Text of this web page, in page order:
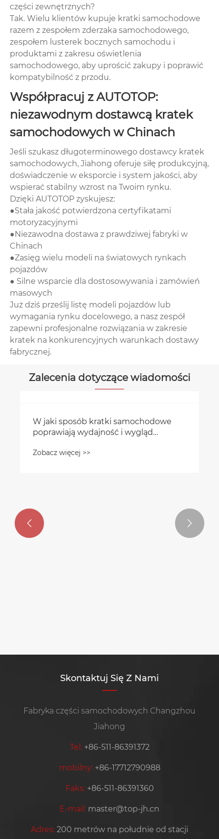
części zewnętrznych?
Tak. Wielu klientów kupuje kratki samochodowe
razem z zespołem zderzaka samochodowego,
zespołem lusterek bocznych samochodu i
produktami z zakresu oświetlenia
samochodowego, aby uprościć zakupy i poprawić
kompatybilność z przodu.
Współpracuj z AUTOTOP:
niezawodnym dostawcą kratek
samochodowych w Chinach
Jeśli szukasz długoterminowego dostawcy kratek
samochodowych, Jiahong oferuje siłę produkcyjną,
doświadczenie w eksporcie i system jakości, aby
wspierać stabilny wzrost na Twoim rynku.
Dzięki AUTOTOP zyskujesz:
●Stała jakość potwierdzona certyfikatami
motoryzacyjnymi
●Niezawodna dostawa z prawdziwej fabryki w
Chinach
●Zasięg wielu modeli na światowych rynkach
pojazdów
● Silne wsparcie dla dostosowywania i zamówień
masowych
Już dziś prześlij listę modeli pojazdów lub
wymagania rynku docelowego, a nasz zespół
zapewni profesjonalne rozwiązania w zakresie
kratek na konkurencyjnych warunkach dostawy
fabrycznej.
Zalecenia dotyczące wiadomości
 
Skontaktuj Się Z Nami
Fabryka części samochodowych Changzhou
Jiahong
Tel: +86-511-86391372
mobilny: +86-17712790988
Faks: +86-511-86391360
E-mail: master@top-jh.cn
Adres: 200 metrów na południe od stacji